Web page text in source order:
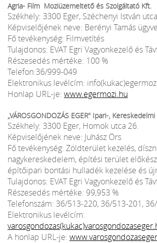
Agria- Film Moziüzemeltető és Szolgáltató Kft.
Székhely: 3300 Eger, Széchenyi István
Képviselőjének neve: Berényi Tamás
Fő tevékenység: Filmvetítés
Tulajdonos: EVAT Egri Vagyonkezelő és
Részesedés mértéke: 100 %
Telefon:36/999-049
Elektronikus levélcím:
Honlap URL-je: www.egermozi.hu
„VÁROSGONDOZÁS EGER" Ipari-,
Székhely: 3300 Eger, Homok utca 26.
Képviselőjének neve: Juhász Örs
Fő tevékenység: Zöldterület kezelés,
nagykereskedelem, építési terület
építőipari bontási hulladék kezelése és
Tulajdonos: EVAT Egri Vagyonkezelő és
Részesedés mértéke: 99,953 %
Telefonszám: 36/513-220, 36/513-201,
Elektronikus levélcím:
A honlap URL-je: